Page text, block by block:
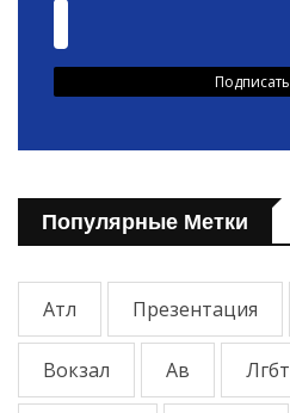
Популярные Метки
Атл Презентация
Вокзал Ав Лгбт